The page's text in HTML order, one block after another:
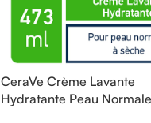
CeraVe Crème Lavante
Hydratante Peau